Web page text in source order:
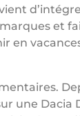
et
en
une Dacia